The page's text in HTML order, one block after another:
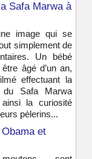
Safa Marwa à
image qui se
simplement de
Un bébé
âgé d’un an,
effectuant la
du Safa Marwa
ainsi la curiosité
pèlerins...
et